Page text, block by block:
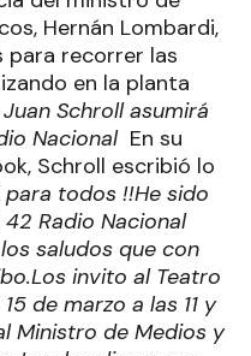
Hernán Lombardi,
para recorrer las
en la planta
Schroll asumirá
Nacional En su
Schroll escribió lo
para todos !!He sido
Radio Nacional
saludos que con
Los invito al Teatro
de marzo a las 11 y
Ministro de Medios y